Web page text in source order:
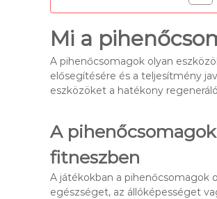
Mi a
A pihenőcsomagok olyan
elősegítésére és a teljesítmény
eszközöket a hatékony
A
fitneszben
A játékokban a pihenőcsomagok
egészséget, az állóképességet